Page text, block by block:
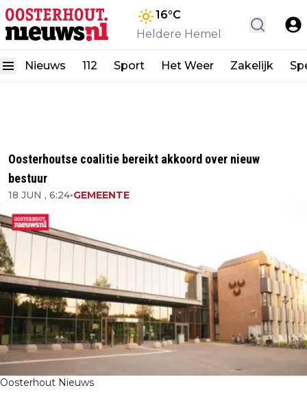
16°C
Heldere Hemel
Nieuws 112 Sport Het Weer Zakelijk
Oosterhoutse coalitie bereikt akkoord over nieuw
bestuur
18 JUN , 6:24•GEMEENTE
Oosterhout Nieuws